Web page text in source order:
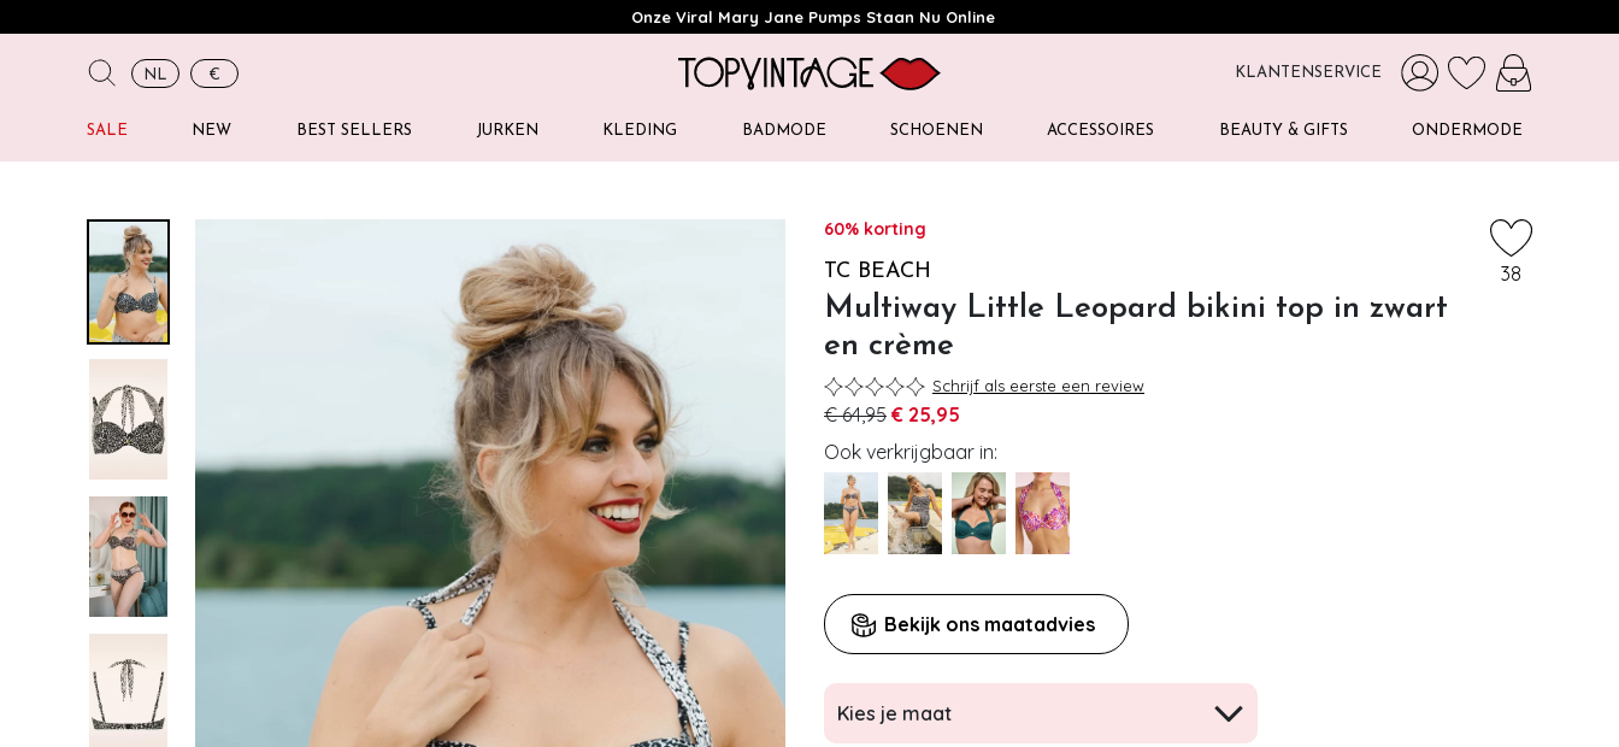
Onze Viral Mary Jane Pumps Staan Nu Online
NL € KLANTENSERVICE
SALE NEW BEST SELLERS JURKEN KLEDING BADMODE SCHOENEN ACCESSOIRES BEAUTY & GIFTS ONDERMODE
60% korting
TC BEACH
Multiway Little Leopard bikini top in zwart
en crème
38
Schrijf als eerste een review
€ 64,95 € 25,95
Ook verkrijgbaar in:
Bekijk ons maatadvies
Kies je maat